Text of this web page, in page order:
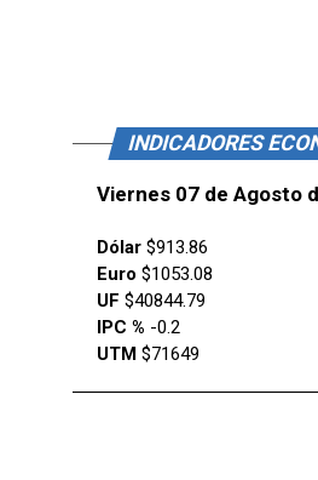
INDICADORES
Viernes 07 de Agosto
Dólar $913.86
Euro $1053.08
UF $40844.79
IPC % -0.2
UTM $71649